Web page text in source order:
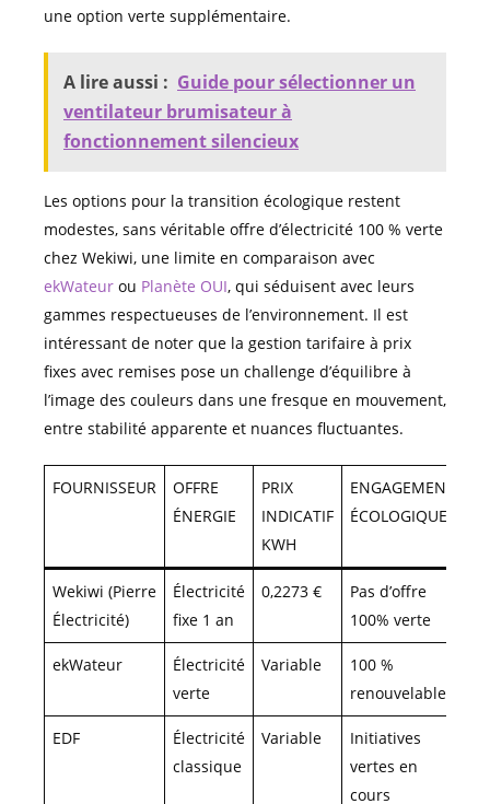
une option verte supplémentaire.
A lire aussi : Guide pour sélectionner un
ventilateur brumisateur à
fonctionnement silencieux
Les options pour la transition écologique restent
modestes, sans véritable offre d’électricité 100 % verte
chez Wekiwi, une limite en comparaison avec
ekWateur ou Planète OUI, qui séduisent avec leurs
gammes respectueuses de l’environnement. Il est
intéressant de noter que la gestion tarifaire à prix
fixes avec remises pose un challenge d’équilibre à
l’image des couleurs dans une fresque en mouvement,
entre stabilité apparente et nuances fluctuantes.
FOURNISSEUR
OFFRE
ÉNERGIE
PRIX
INDICATIF
KWH
ENGAGEMENT
ÉCOLOGIQUE
Wekiwi (Pierre
Électricité)
Électricité
fixe 1 an
0,2273 €
Pas d’offre
100% verte
ekWateur
Électricité
verte
Variable
100 %
renouvelable
EDF
Électricité
classique
Variable
Initiatives
vertes en
cours